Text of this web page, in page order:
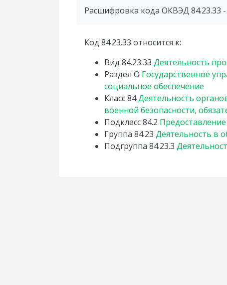
Расшифровка кода ОКВЭД 84.23.33
Код 84.23.33 относится к:
Вид 84.23.33 Деятельность
Раздел O Государственное
социальное обеспечение
Класс84Деятельность
военной безопасности,
Подкласс84.2
Группа 84.23 Деятельность в
Подгруппа 84.23.3